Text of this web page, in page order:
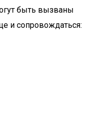
быть вызваны
и сопровождаться: